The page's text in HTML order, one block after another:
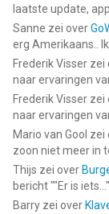
laatste update,
Sanne zei over
erg Amerikaans.. Ik...
Frederik Visser zei
naar ervaringen
Frederik Visser zei
naar ervaringen
Mario van Gool zei
zoon niet meer in
Thijs zei over
bericht ""Er is iets... "
Barry zei over